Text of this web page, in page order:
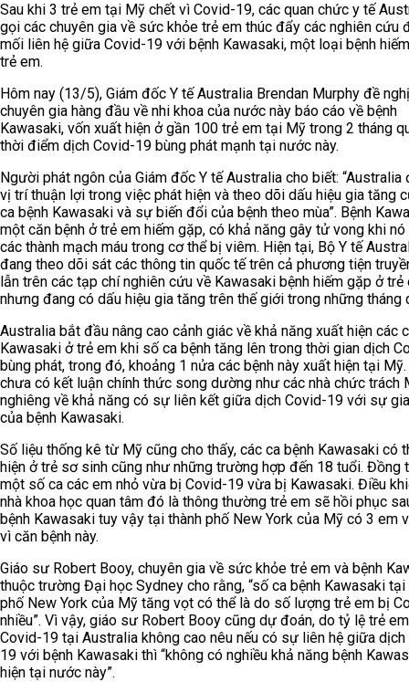
Sau khi 3 trẻ em tại Mỹ chết vì Covid-19, các quan chức y tế
gọi các chuyên gia về sức khỏe trẻ em thúc đẩy các nghiên cứu
mối liên hệ giữa Covid-19 với bệnh Kawasaki, một loại bệnh
trẻ em.
Hôm nay (13/5), Giám đốc Y tế Australia Brendan Murphy đề
chuyên gia hàng đầu về nhi khoa của nước này báo cáo về bệnh
Kawasaki, vốn xuất hiện ở gần 100 trẻ em tại Mỹ trong 2 tháng
thời điểm dịch Covid-19 bùng phát mạnh tại nước này.
Người phát ngôn của Giám đốc Y tế Australia cho biết: “Australia
vị trí thuận lợi trong việc phát hiện và theo dõi dấu hiệu gia tăng
ca bệnh Kawasaki và sự biến đổi của bệnh theo mùa”. Bệnh
một căn bệnh ở trẻ em hiếm gặp, có khả năng gây tử vong khi nó
các thành mạch máu trong cơ thể bị viêm. Hiện tại, Bộ Y tế
đang theo dõi sát các thông tin quốc tế trên cả phương tiện
lẫn trên các tạp chí nghiên cứu về Kawasaki bệnh hiếm gặp ở trẻ
nhưng đang có dấu hiệu gia tăng trên thế giới trong những tháng
Australia bắt đầu nâng cao cảnh giác về khả năng xuất hiện các
Kawasaki ở trẻ em khi số ca bệnh tăng lên trong thời gian dịch
bùng phát, trong đó, khoảng 1 nửa các bệnh này xuất hiện tại
chưa có kết luận chính thức song dường như các nhà chức trách
nghiêng về khả năng có sự liên kết giữa dịch Covid-19 với sự
của bệnh Kawasaki.
Số liệu thống kê từ Mỹ cũng cho thấy, các ca bệnh Kawasaki có
hiện ở trẻ sơ sinh cũng như những trường hợp đến 18 tuổi. Đồng
một số ca các em nhỏ vừa bị Covid-19 vừa bị Kawasaki. Điều
nhà khoa học quan tâm đó là thông thường trẻ em sẽ hồi phục
bệnh Kawasaki tuy vậy tại thành phố New York của Mỹ có 3 em
vì căn bệnh này.
Giáo sư Robert Booy, chuyên gia về sức khỏe trẻ em và bệnh
thuộc trường Đại học Sydney cho rằng, “số ca bệnh Kawasaki tại
phố New York của Mỹ tăng vọt có thể là do số lượng trẻ em bị
nhiều”. Vì vậy, giáo sư Robert Booy cũng dự đoán, do tỷ lệ trẻ
Covid-19 tại Australia không cao nêu nếu có sự liên hệ giữa
19 với bệnh Kawasaki thì “không có nghiều khả năng bệnh
hiện tại nước này”.